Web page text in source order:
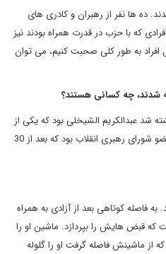
شدند. ده ها نفر از رهبران و کادری های
که با حزب در قدرت همراه بودند نیز
افراد به طور کلی صحبت کنیم، می توان
شدند، چه کسانی هستند؟
شد عبدالکریم الشیخلی بود که یکی از
اعضای کادر رهبری و رهبری قطری و عضو شورای رهبری انقلاب بود که بعد از 30
فاصله کوتاهی بعد از آزادی به همراه
که قبض هایش را بپردازد. ماشین او را
که از ماشینش فاصله گرفت او را گلوله